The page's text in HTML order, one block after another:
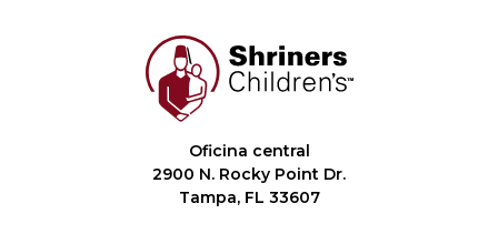
Oficina central
2900 N. Rocky Point Dr.
Tampa, FL 33607